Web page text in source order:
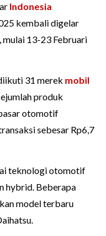
Indonesia
kembali digelar
, mulai 13-23 Februari
31 merek mobil
produk
otomotif
sebesar Rp6,7
teknologi otomotif
hybrid. Beberapa
model terbaru